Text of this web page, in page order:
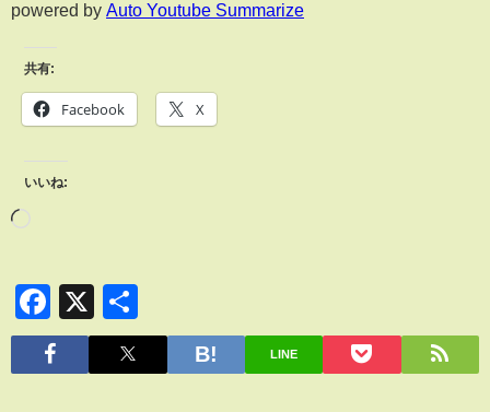
powered by Auto Youtube Summarize
共有:
Facebook X
いいね:
Facebook
X
有
LINE